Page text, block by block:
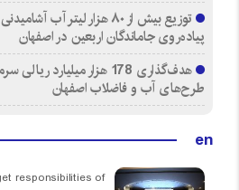
توزیع بیش از ۸۰ هزار لیتر آب
پیاده‌روی جاماندگان اربعین در اصفهان
هدف‌گذاری 178 هزار میلیارد
طرح‌های آب و فاضلاب اصفهان
en
responsibilities of